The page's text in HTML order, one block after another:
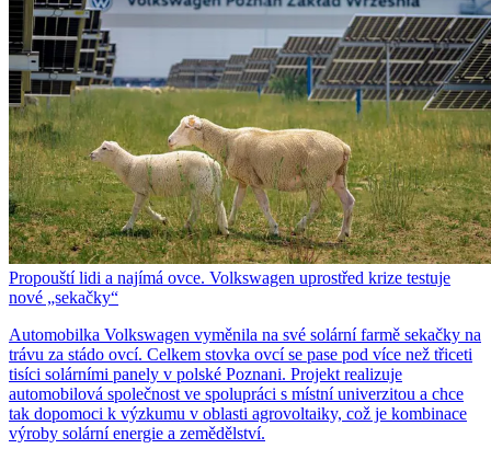
Propouští lidi a najímá ovce. Volkswagen uprostřed krize testuje
nové „sekačky“
Automobilka Volkswagen vyměnila na své solární farmě sekačky na
trávu za stádo ovcí. Celkem stovka ovcí se pase pod více než třiceti
tisíci solárními panely v polské Poznani. Projekt realizuje
automobilová společnost ve spolupráci s místní univerzitou a chce
tak dopomoci k výzkumu v oblasti agrovoltaiky, což je kombinace
výroby solární energie a zemědělství.